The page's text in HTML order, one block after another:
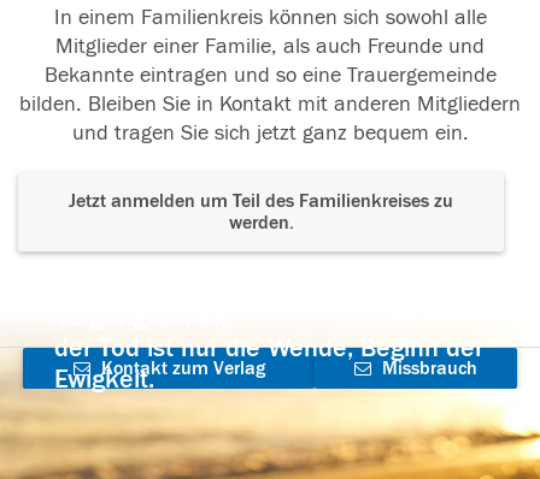
In einem Familienkreis können sich sowohl alle
Mitglieder einer Familie, als auch Freunde und
Bekannte eintragen und so eine Trauergemeinde
bilden. Bleiben Sie in Kontakt mit anderen Mitgliedern
und tragen Sie sich jetzt ganz bequem ein.
Jetzt anmelden um Teil des Familienkreises zu
werden.
der Tod ist nur die Wende, Beginn der
Ewigkeit.
Kontakt zum Verlag
aufnehmen
Missbrauch